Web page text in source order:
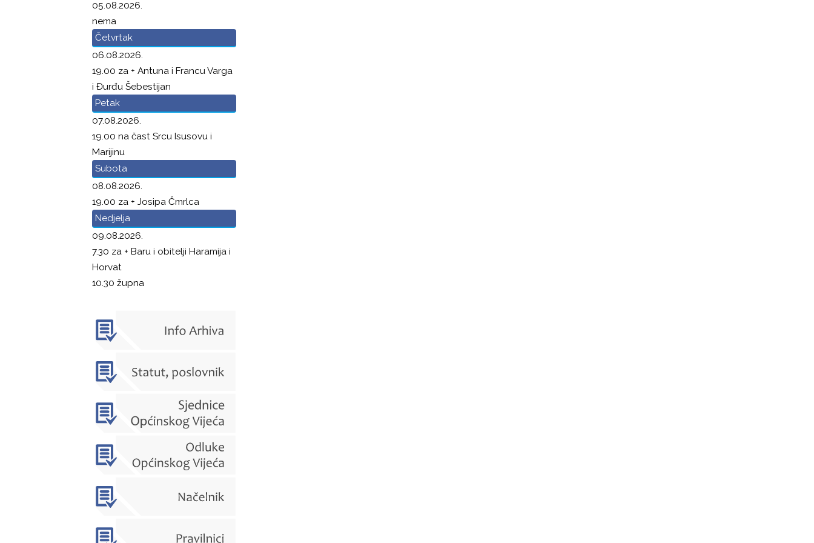
05.08.2026.
nema
Četvrtak
06.08.2026.
19.00 za + Antuna i Francu Varga
i Đurđu Šebestijan
Petak
07.08.2026.
19.00 na čast Srcu Isusovu i
Marijinu
Subota
08.08.2026.
19.00 za + Josipa Čmrlca
Nedjelja
09.08.2026.
7.30 za + Baru i obitelji Haramija i
Horvat
10.30 župna